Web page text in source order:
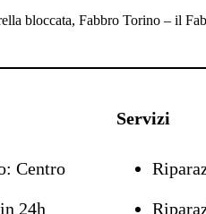
bloccata, Fabbro Torino – il
Centro
24h
Servizi